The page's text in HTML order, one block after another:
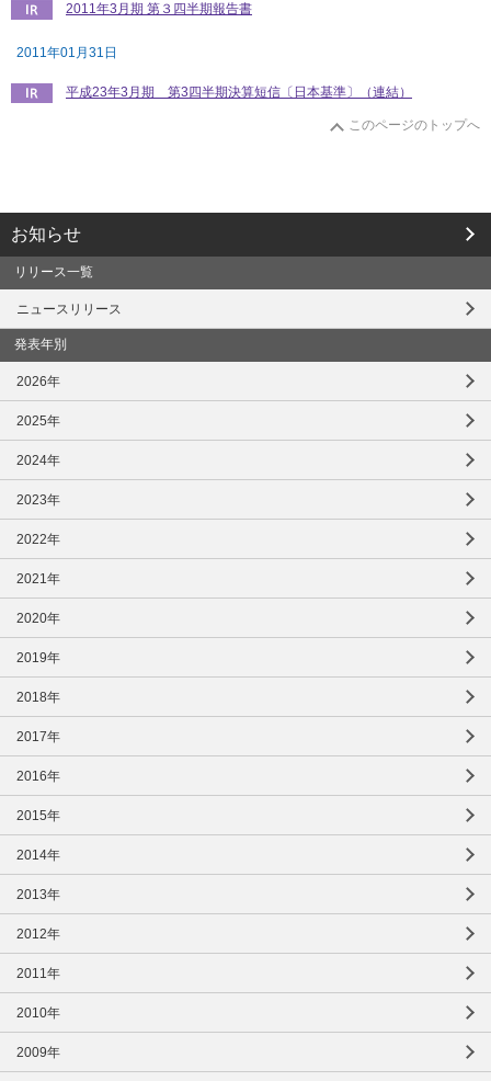
2011年3月期 第３四半期報告書
2011年01月31日
平成23年3月期 第3四半期決算短信〔日本基準〕（連結）
このページのトップへ
お知らせ
リリース一覧
ニュースリリース
発表年別
2026年
2025年
2024年
2023年
2022年
2021年
2020年
2019年
2018年
2017年
2016年
2015年
2014年
2013年
2012年
2011年
2010年
2009年